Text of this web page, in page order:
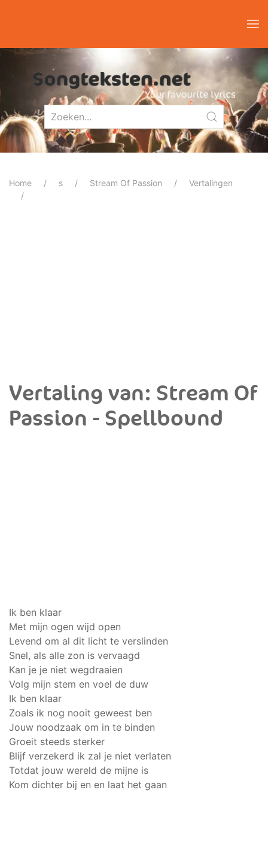
Home s Stream Of Passion Vertalingen
Vertaling van: Stream Of
Passion - Spellbound
Ik ben klaar
Met mijn ogen wijd open
Levend om al dit licht te verslinden
Snel, als alle zon is vervaagd
Kan je je niet wegdraaien
Volg mijn stem en voel de duw
Ik ben klaar
Zoals ik nog nooit geweest ben
Jouw noodzaak om in te binden
Groeit steeds sterker
Blijf verzekerd ik zal je niet verlaten
Totdat jouw wereld de mijne is
Kom dichter bij en en laat het gaan